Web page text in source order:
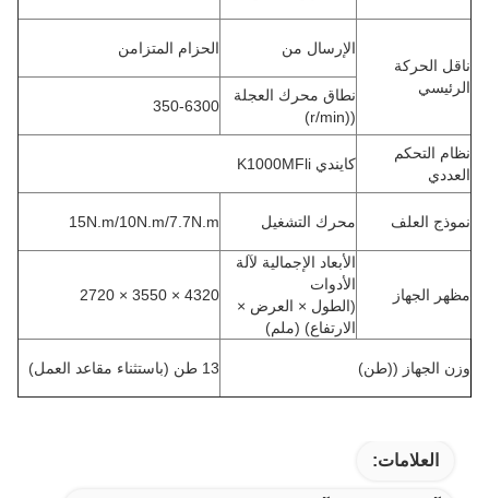
ناقل الحركة
الرئيسي
الإرسال من الحزام المتزامن
نطاق محرك العجلة
((r/min)
350-6300
نظام التحكم
العددي
كايندي K1000MFli
نموذج العلف محرك التشغيل 15N.m/10N.m/7.7N.m
مظهر الجهاز
الأبعاد الإجمالية لآلة
الأدوات
(الطول × العرض ×
الارتفاع) (ملم)
4320 × 3550 × 2720
وزن الجهاز ((طن) 13 طن (باستثناء مقاعد العمل)
العلامات: